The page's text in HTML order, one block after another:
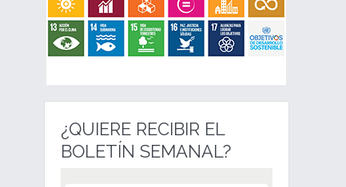
¿QUIERE RECIBIR EL
BOLETÍN SEMANAL?